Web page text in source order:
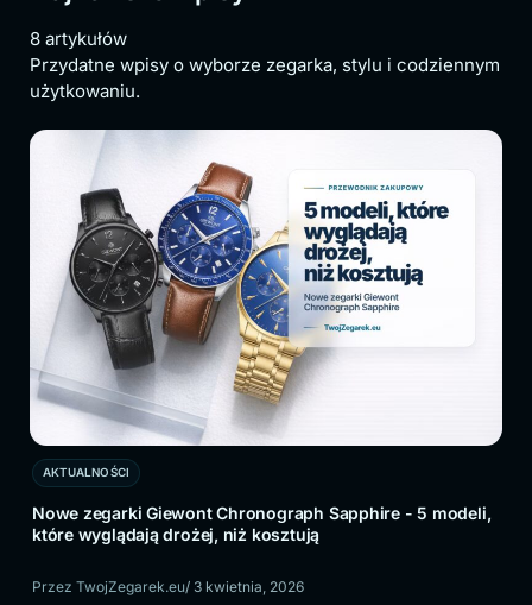
8 artykułów
Przydatne wpisy o wyborze zegarka, stylu i codziennym
użytkowaniu.
Giewont Chronograph Sapphire - 5 modeli,
drożej, niż kosztują
/ 3 kwietnia, 2026
Zegarki damskie do